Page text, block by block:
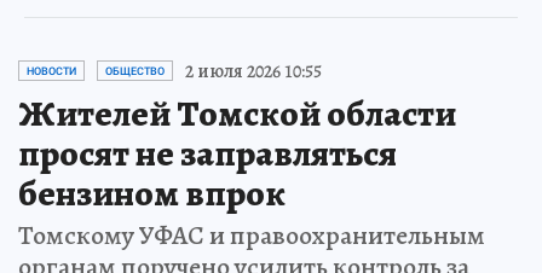
НОВОСТИ ОБЩЕСТВО 2 июля 2026 10:55
Жителей Томской области
просят не заправляться
бензином впрок
Томскому УФАС и правоохранительным